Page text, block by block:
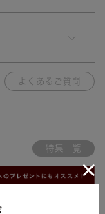
よくあるご質問
特集一覧